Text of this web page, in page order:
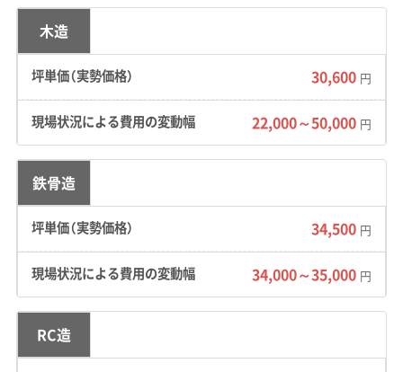
道路事情：
境にあり、国道4号バイパスなどが主要な幹線道
路です。市街地には旧城下町の面影を残す、道幅
の狭いエリアも残っています。
費用への影響：軟弱地盤で解体工事をする場合、
重機の足場を固めるための敷鉄板を広めに敷く
必要があり、追加の養生費用がかかることがあ
ります。また、水害リスクのあるエリアでは、解
体後の土地活用で盛土などの追加工事が検討さ
れるケースも少なくありません。
木造
30,600 円
22,000～50,000 円
鉄骨造
34,500 円
34,000～35,000 円
RC造